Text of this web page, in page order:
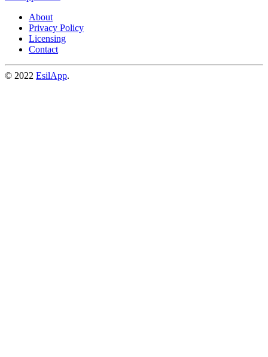
About
Privacy Policy
Licensing
Contact
© 2022 EsilApp.